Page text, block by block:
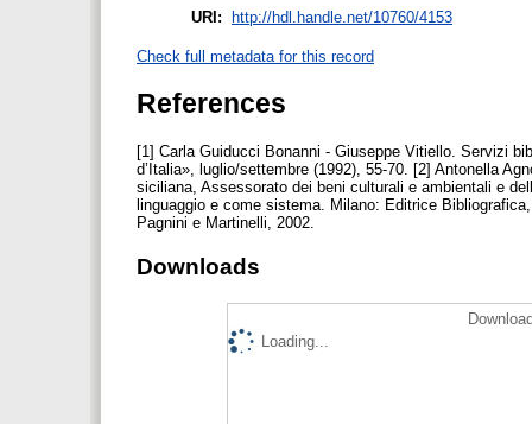
URI: http://hdl.handle.net/10760/4153
Check full metadata for this record
References
[1] Carla Guiducci Bonanni - Giuseppe Vitiello. Servizi
d’Italia», luglio/settembre (1992), 55-70. [2] Antonella
siciliana, Assessorato dei beni culturali e ambientali e
linguaggio e come sistema. Milano: Editrice
Pagnini e Martinelli, 2002.
Downloads
Loading...